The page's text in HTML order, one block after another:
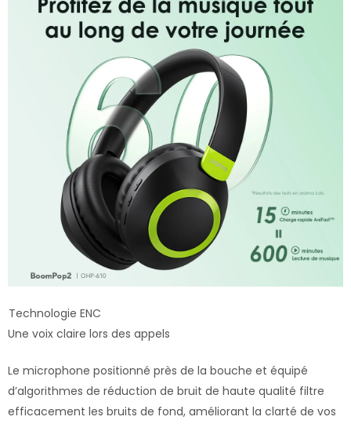
Technologie ENC
Une voix claire lors des appels
Le microphone positionné près de la bouche et équipé
d’algorithmes de réduction de bruit de haute qualité filtre
efficacement les bruits de fond, améliorant la clarté de vos